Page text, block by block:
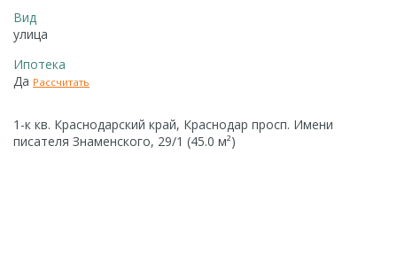
Вид
улица
Ипотека
Да Рассчитать
1-к кв. Краснодарский край, Краснодар просп. Имени
писателя Знаменского, 29/1 (45.0 м²)